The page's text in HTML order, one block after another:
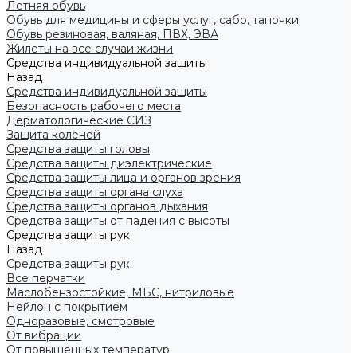
Летняя обувь
Обувь для медицины и сферы услуг, сабо, тапочки
Обувь резиновая, валяная, ПВХ, ЭВА
Жилеты на все случаи жизни
Средства индивидуальной защиты
Назад
Средства индивидуальной защиты
Безопасность рабочего места
Дерматологические СИЗ
Защита коленей
Средства защиты головы
Средства защиты диэлектрические
Средства защиты лица и органов зрения
Средства защиты органа слуха
Средства защиты органов дыхания
Средства защиты от падения с высоты
Средства защиты рук
Назад
Средства защиты рук
Все перчатки
Маслобензостойкие, МБС, нитриловые
Нейлон с покрытием
Одноразовые, смотровые
От вибрации
От повышенных температур